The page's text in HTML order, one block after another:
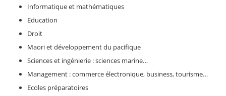
Informatique et mathématiques
Education
Droit
Maori et développement du pacifique
Sciences et ingénierie : sciences marine…
Management : commerce électronique, business, tourisme…
Ecoles préparatoires